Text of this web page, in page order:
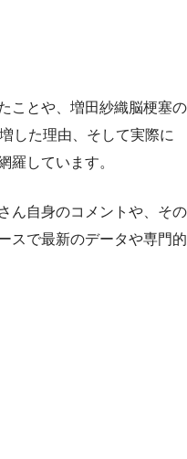
ことや、増田紗織脳梗塞の
した理由、そして実際に
羅しています。
ん自身のコメントや、その
スで最新のデータや専門的